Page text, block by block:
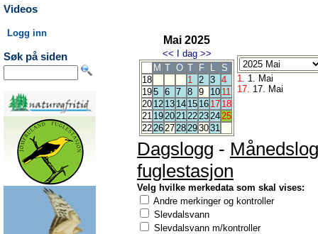
Videos
Logg inn
Søk på siden
Mai 2025
<< I dag >>
M T O T F L
S
18
1 2 3 4
195 6 7 8 9 10 11
20 12 13 14 15 16 17 18
21 19202122232425
22262728293031
1. 1. Mai
17. 17. Mai
Dagslogg -
fuglestasjon
Velg hvilke merkedata som skal vises:
Andre merkinger og kontroller
Slevdalsvann
Slevdalsvann m/kontroller